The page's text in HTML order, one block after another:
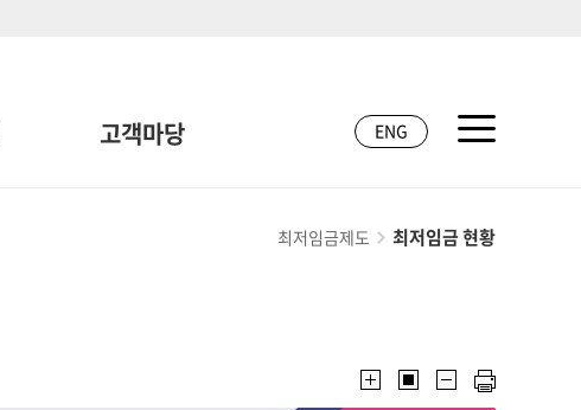
고객마당 ENG
최저임금제도 최저임금 현황